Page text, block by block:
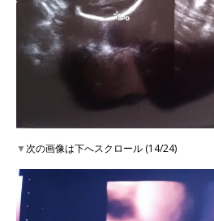
▼次の画像は下へスクロール (14/24)